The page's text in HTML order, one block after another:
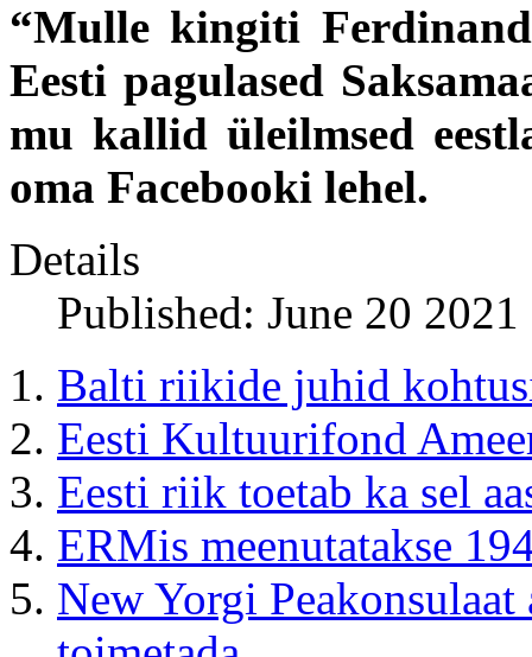
“Mulle kingiti
Eesti pagulased
mu kallid üleilmsed
oma Facebooki lehel.
Details
Published: June 20 2021
Balti riikide juhid
Eesti Kultuurifond
Eesti riik toetab ka sel
ERMis meenutatakse
New Yorgi